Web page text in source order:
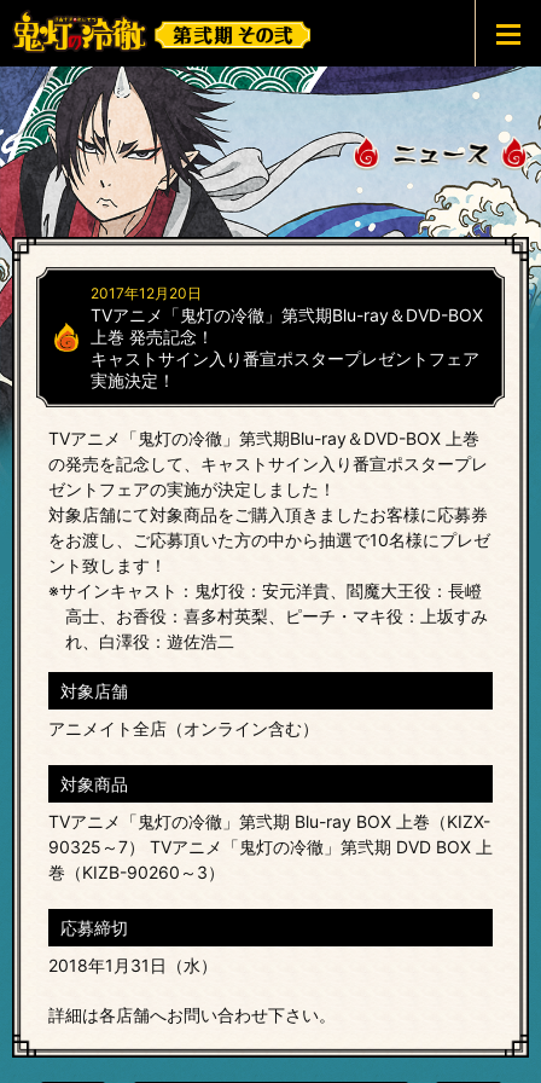
鬼灯の冷徹 第弐期その弐
2017年12月20日
TVアニメ「鬼灯の冷徹」第弐期Blu-ray＆DVD-BOX
上巻 発売記念！
キャストサイン入り番宣ポスタープレゼントフェア
実施決定！
TVアニメ「鬼灯の冷徹」第弐期Blu-ray＆DVD-BOX 上巻
の発売を記念して、 キャストサイン入り番宣ポスタープレ
ゼントフェアの実施が決定しました！
対象店舗にて対象商品をご購入頂きましたお客様に応募券
をお渡し、
ご応募頂いた方の中から抽選で10名様にプレゼ
ント致します！
※サインキャスト：鬼灯役：安元洋貴、閻魔大王役：長嶝
高士、お香役：喜多村英梨、ピーチ・マキ役：上坂すみ
れ、白澤役：遊佐浩二
対象店舗
アニメイト全店（オンライン含む）
対象商品
TVアニメ「鬼灯の冷徹」第弐期 Blu-ray BOX 上巻（KIZX-
90325～7） TVアニメ「鬼灯の冷徹」第弐期 DVD BOX 上
巻（KIZB-90260～3）
応募締切
2018年1月31日（水）
詳細は各店舗へお問い合わせ下さい。